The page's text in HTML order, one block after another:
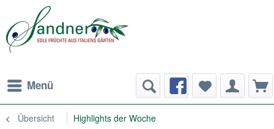
Menü
Übersicht Highlights der Woche